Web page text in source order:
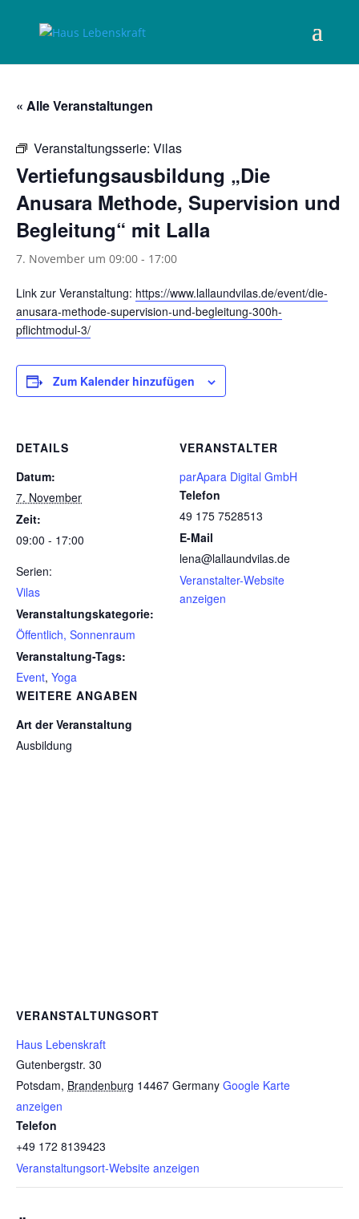
« Alle Veranstaltungen
Veranstaltungsserie: Vilas
Vertiefungsausbildung „Die
Anusara Methode, Supervision und
Begleitung“ mit Lalla
7. November um 09:00 - 17:00
Link zur Veranstaltung: https://www.lallaundvilas.de/event/die-
anusara-methode-supervision-und-begleitung-300h-
pflichtmodul-3/
Zum Kalender hinzufügen
DETAILS
Datum:
7. November
Zeit:
09:00 - 17:00
Serien:
Vilas
Veranstaltungskategorie:
Öffentlich, Sonnenraum
Veranstaltung-Tags:
Event, Yoga
VERANSTALTER
parApara Digital GmbH
Telefon
49 175 7528513
E-Mail
lena@lallaundvilas.de
Veranstalter-Website
anzeigen
WEITERE ANGABEN
Art der Veranstaltung
Ausbildung
VERANSTALTUNGSORT
Haus Lebenskraft
Gutenbergstr. 30
Potsdam, Brandenburg 14467 Germany Google Karte
anzeigen
Telefon
+49 172 8139423
Veranstaltungsort-Website anzeigen